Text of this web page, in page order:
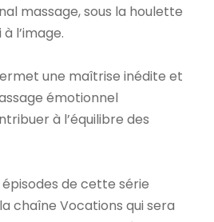
massage, sous la houlette
l’image.
une maîtrise inédite et
émotionnel
à l’équilibre des
de cette série
chaîne Vocations qui sera